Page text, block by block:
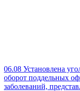
06.08 Установлена
оборот поддельных
заболеваний,